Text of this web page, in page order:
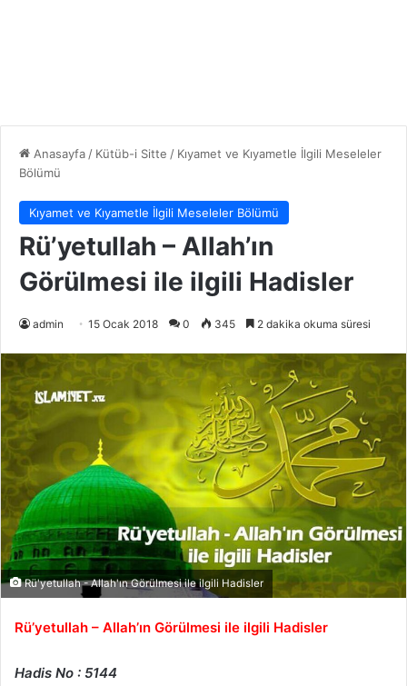
Anasayfa/ Kütüb-i Sitte / Kıyamet ve Kıyametle İlgili Meseleler
Bölümü
Kıyamet ve Kıyametle İlgili Meseleler Bölümü
Rü’yetullah – Allah’ın
Görülmesi ile ilgili Hadisler
admin 15 Ocak 2018 0 345 2 dakika okuma süresi
Rü'yetullah - Allah'ın Görülmesi ile ilgili Hadisler
Rü’yetullah – Allah’ın Görülmesi ile ilgili Hadisler
Hadis No : 5144